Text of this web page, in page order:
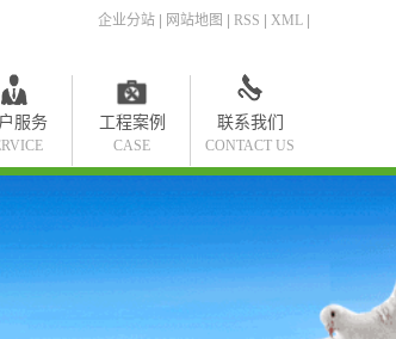
企业分站 网站地图 RSS XML
服务
工程案例
工程案例
CASE
联系我们
CONTACT US